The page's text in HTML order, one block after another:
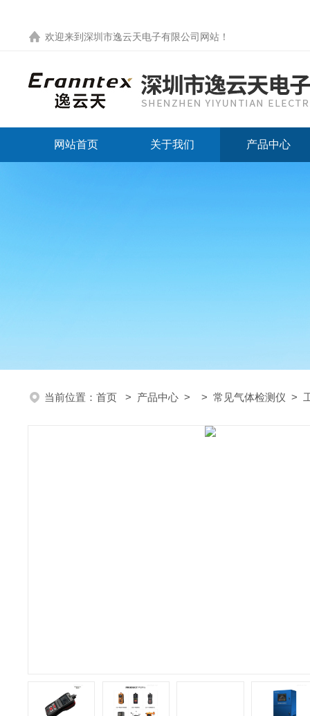
欢迎来到 深圳市逸云天电子有限公司网站 ！
网站首页 关于我们 产品中心
当前位置： 首页 > 产品中心 > > 常见气体检测仪 >